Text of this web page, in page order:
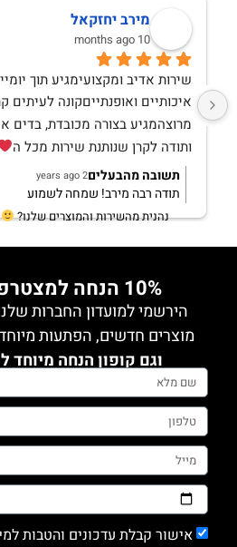
מירב יחזקאל
10 months ago
ותודה לקרן שנותנת שירות מכל ה
תשובה מהבעלים2 years ago
תודה רבה מירב! שמחה לשמוע
נהנית מהשירות והמוצרים שלנו?
10% הנחה למצטרפות חדשות!
הירשמי למועדון החברות
מוצרים חדשים, הפתעות
וגם קופון הנחה
אישור קבלת עדכונים והטבות